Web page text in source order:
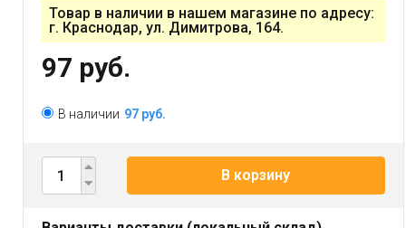
Товар в наличии в нашем магазине по адресу:
г. Краснодар, ул. Димитрова, 164.
97 руб.
В наличии 97 руб.
В корзину